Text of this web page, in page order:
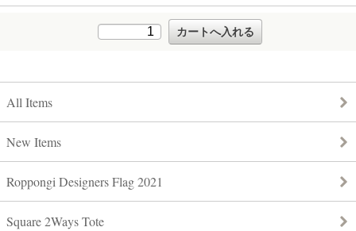
All Items
New Items
Roppongi Designers Flag 2021
Square 2Ways Tote